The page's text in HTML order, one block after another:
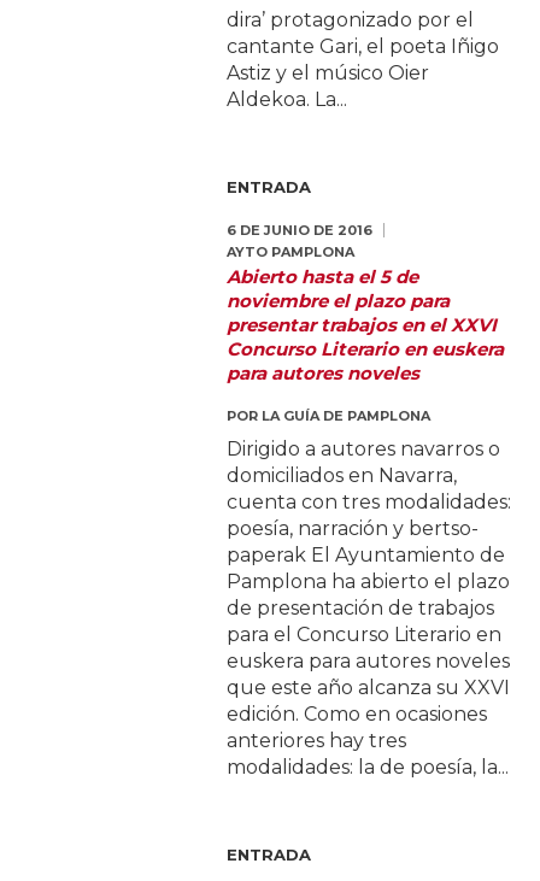
dira’ protagonizado por el
cantante Gari, el poeta Iñigo
Astiz y el músico Oier
Aldekoa. La...
ENTRADA
6 DE JUNIO DE 2016
AYTO PAMPLONA
Abierto hasta el 5 de
noviembre el plazo para
presentar trabajos en el XXVI
Concurso Literario en euskera
para autores noveles
POR LA GUÍA DE PAMPLONA
Dirigido a autores navarros o
domiciliados en Navarra,
cuenta con tres modalidades:
poesía, narración y bertso-
paperak El Ayuntamiento de
Pamplona ha abierto el plazo
de presentación de trabajos
para el Concurso Literario en
euskera para autores noveles
que este año alcanza su XXVI
edición. Como en ocasiones
anteriores hay tres
modalidades: la de poesía, la...
ENTRADA